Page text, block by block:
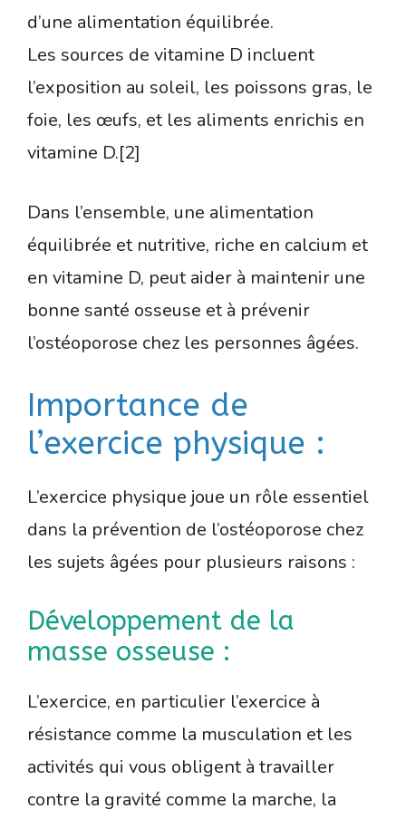
d’une alimentation équilibrée.
Les sources de vitamine D incluent
l’exposition au soleil, les poissons gras, le
foie, les œufs, et les aliments enrichis en
vitamine D.[2]
Dans l’ensemble, une alimentation
équilibrée et nutritive, riche en calcium et
en vitamine D, peut aider à maintenir une
bonne santé osseuse et à prévenir
l’ostéoporose chez les personnes âgées.
Importance de
l’exercice physique :
L’exercice physique joue un rôle essentiel
dans la prévention de l’ostéoporose chez
les sujets âgées pour plusieurs raisons :
Développement de la
masse osseuse :
L’exercice, en particulier l’exercice à
résistance comme la musculation et les
activités qui vous obligent à travailler
contre la gravité comme la marche, la